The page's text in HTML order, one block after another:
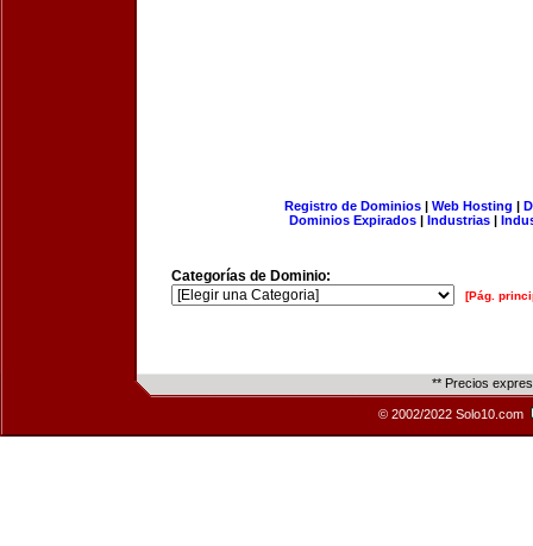
Registro de Dominios| Web Hosting |
Dominios Expirados | Industrias |
Categorías de Dominio:
[Pág.
** Precios
© 2002/2022 Solo10.com